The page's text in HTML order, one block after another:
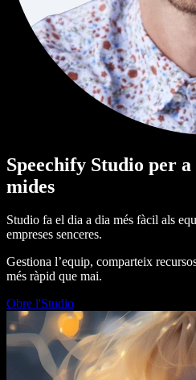
Speechify Studio per a
mides
Studio fa el dia a dia més fàcil als
empreses senceres.
Gestiona l’equip, comparteix
més ràpid que mai.
Obre l'Studio